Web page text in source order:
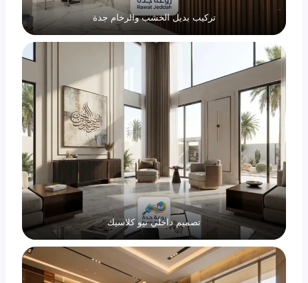
تركيب بديل الخشب والرخام جدة
تصميم داخلي نيو كلاسيك